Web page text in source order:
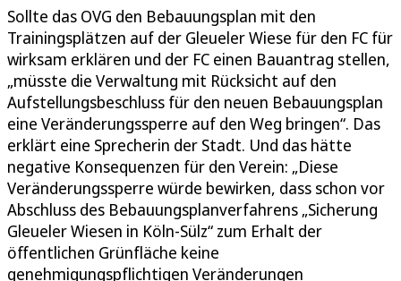
Sollte das OVG den Bebauungsplan mit den
Trainingsplätzen auf der Gleueler Wiese für den FC für
wirksam erklären und der FC einen Bauantrag stellen,
„müsste die Verwaltung mit Rücksicht auf den
Aufstellungsbeschluss für den neuen Bebauungsplan
eine Veränderungssperre auf den Weg bringen“. Das
erklärt eine Sprecherin der Stadt. Und das hätte
negative Konsequenzen für den Verein: „Diese
Veränderungssperre würde bewirken, dass schon vor
Abschluss des Bebauungsplanverfahrens „Sicherung
Gleueler Wiesen in Köln-Sülz“ zum Erhalt der
öffentlichen Grünfläche keine
genehmigungspflichtigen Veränderungen